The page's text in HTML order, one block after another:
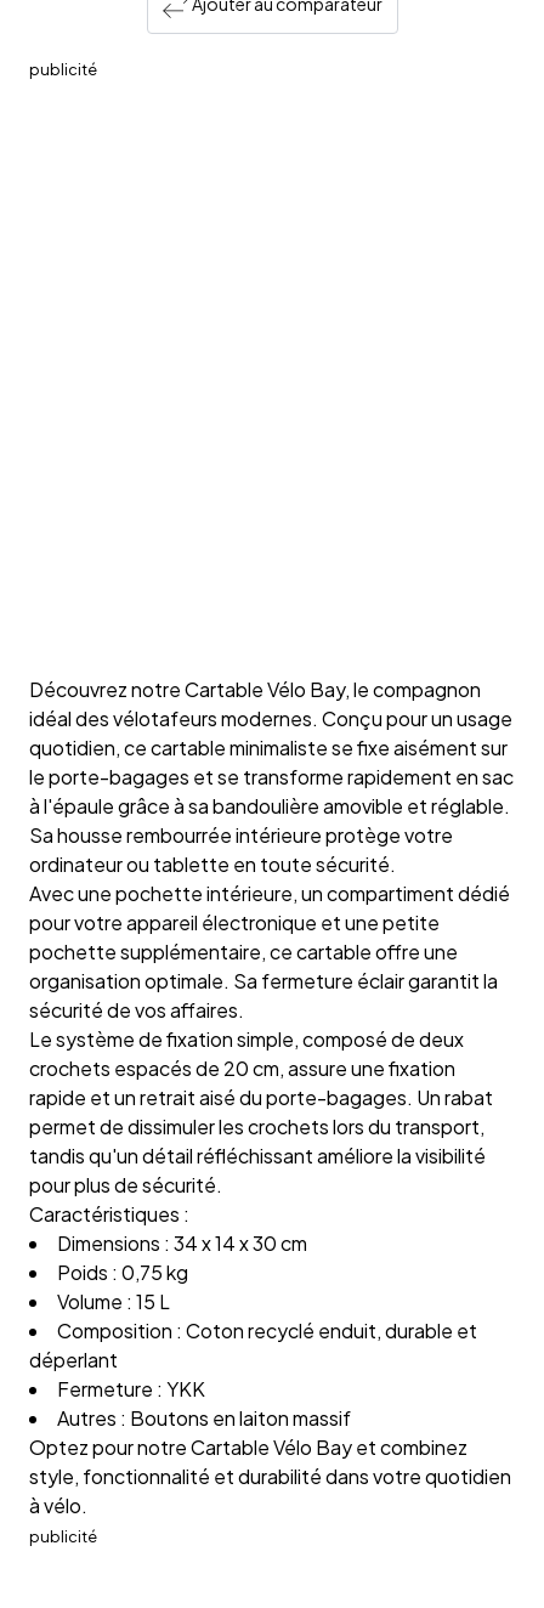
publicité
Découvrez notre Cartable Vélo Bay, le compagnon
idéal des vélotafeurs modernes. Conçu pour un usage
quotidien, ce cartable minimaliste se fixe aisément sur
le porte-bagages et se transforme rapidement en sac
à l'épaule grâce à sa bandoulière amovible et réglable.
Sa housse rembourrée intérieure protège votre
ordinateur ou tablette en toute sécurité.
Avec une pochette intérieure, un compartiment dédié
pour votre appareil électronique et une petite
pochette supplémentaire, ce cartable offre une
organisation optimale. Sa fermeture éclair garantit la
sécurité de vos affaires.
Le système de fixation simple, composé de deux
crochets espacés de 20 cm, assure une fixation
rapide et un retrait aisé du porte-bagages. Un rabat
permet de dissimuler les crochets lors du transport,
tandis qu'un détail réfléchissant améliore la visibilité
pour plus de sécurité.
Caractéristiques :
Dimensions : 34 x 14 x 30 cm
Poids : 0,75 kg
Volume : 15 L
Composition : Coton recyclé enduit, durable et
déperlant
Fermeture : YKK
Autres : Boutons en laiton massif
Optez pour notre Cartable Vélo Bay et combinez
style, fonctionnalité et durabilité dans votre quotidien
à vélo.
publicité